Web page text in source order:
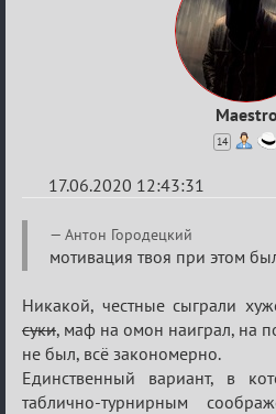
Maestro
14
17.06.2020 12:43:31
Re:
Семейный
Антон Городецкий
мотивация твоя при этом
Никакой, честные сыграли
суки, маф на омон наиграл, на
не был, всё закономерно.
Единственный вариант, в
таблично-турнирным